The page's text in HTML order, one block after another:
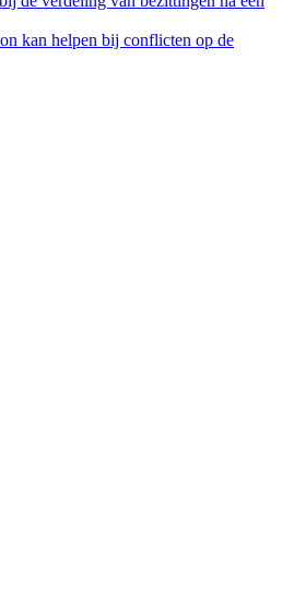
kan helpen bij conflicten op de